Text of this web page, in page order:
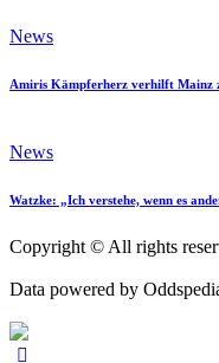
News
Amiris Kämpferherz verhilft Mainz
News
Watzke: „Ich verstehe, wenn es
Copyright © All rights
Data powered by